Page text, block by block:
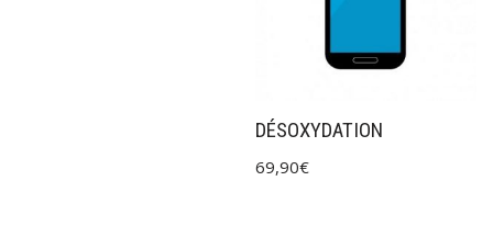
DÉSOXYDATION
69,90€